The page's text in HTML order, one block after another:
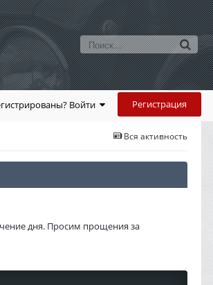
Войти Регистрация
Вся активность
дня. Просим прощения за